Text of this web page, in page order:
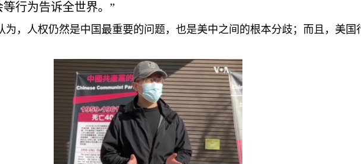
行为告诉全世界。”
为，人权仍然是中国最重要的问题，也是美中之间的根本分歧；而且，美国